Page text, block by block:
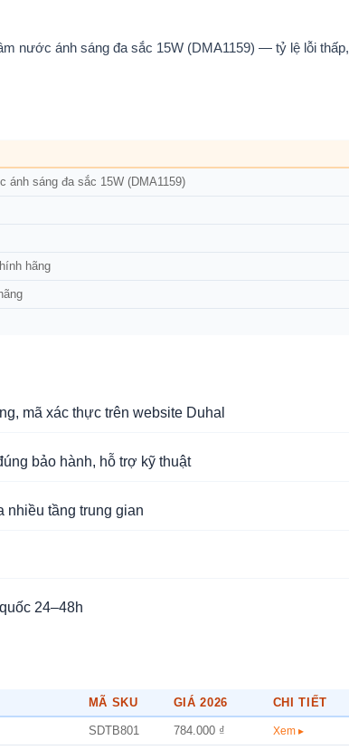
nước ánh sáng đa sắc 15W (DMA1159) — tỷ lệ lỗi thấp,
ánh sáng đa sắc 15W (DMA1159)
hãng
mã xác thực trên website Duhal
bảo hành, hỗ trợ kỹ thuật
nhiều tầng trung gian
24–48h
MÃ SKU GIÁ 2026 CHI TIẾT
SDTB801 784.000 ₫ Xem ▸